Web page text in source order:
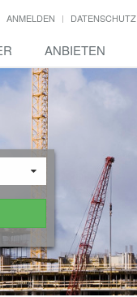
ANMELDEN DATENSCHUTZ
ANBIETEN